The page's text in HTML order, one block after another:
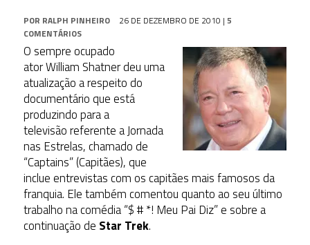
POR RALPH PINHEIRO 26 DE DEZEMBRO DE 2010 | 5
COMENTÁRIOS
O sempre ocupado
ator William Shatner deu uma
atualização a respeito do
documentário que está
produzindo para a
televisão referente a Jornada
nas Estrelas, chamado de
“Captains” (Capitães), que
inclue entrevistas com os capitães mais famosos da
franquia. Ele também comentou quanto ao seu último
trabalho na comédia “$ # *! Meu Pai Diz” e sobre a
continuação de Star Trek.